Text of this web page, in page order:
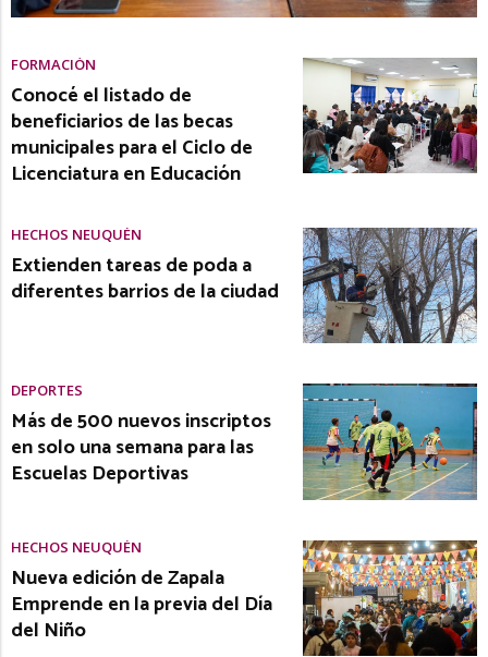
FORMACIÓN
Conocé el listado de
beneficiarios de las becas
municipales para el Ciclo de
Licenciatura en Educación
HECHOS NEUQUÉN
Extienden tareas de poda a
diferentes barrios de la ciudad
DEPORTES
Más de 500 nuevos inscriptos
en solo una semana para las
Escuelas Deportivas
HECHOS NEUQUÉN
Nueva edición de Zapala
Emprende en la previa del Día
del Niño